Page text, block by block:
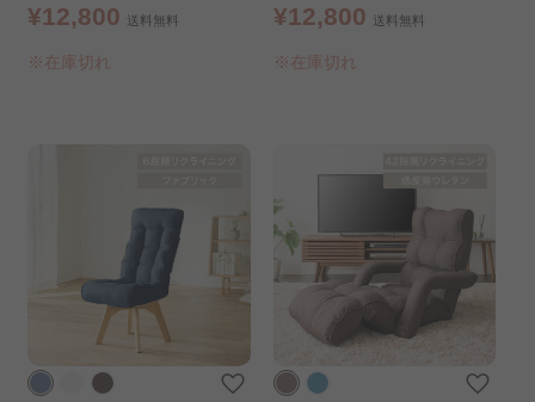
¥12,800 送料無料
※在庫切れ
¥12,800 送料無料
※在庫切れ